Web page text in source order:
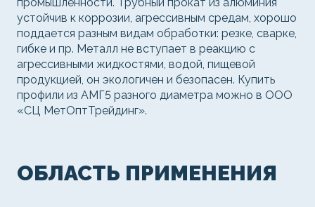
устойчив к коррозии, агрессивным средам, хорошо
поддается разным видам обработки: резке, сварке,
гибке и пр. Металл не вступает в реакцию с
агрессивными жидкостями, водой, пищевой
продукцией, он экологичен и безопасен. Купить
профили из АМГ5 разного диаметра можно в ООО
«СЦ МетОптТрейдинг».
ОБЛАСТЬ ПРИМЕНЕНИЯ